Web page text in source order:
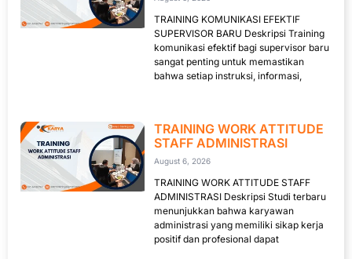
TRAINING KOMUNIKASI EFEKTIF
SUPERVISOR BARU Deskripsi Training
komunikasi efektif bagi supervisor baru
sangat penting untuk memastikan
bahwa setiap instruksi, informasi,
TRAINING WORK ATTITUDE
STAFF ADMINISTRASI
August 6, 2026
TRAINING WORK ATTITUDE STAFF
ADMINISTRASI Deskripsi Studi terbaru
menunjukkan bahwa karyawan
administrasi yang memiliki sikap kerja
positif dan profesional dapat